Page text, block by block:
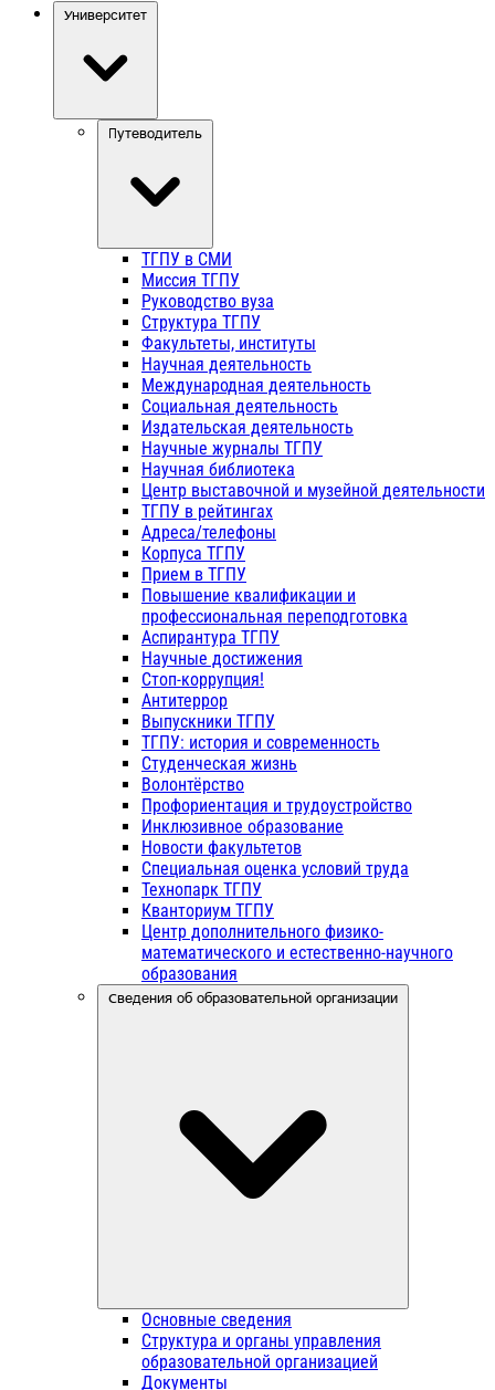
Университет
Путеводитель
ТГПУ в СМИ
Миссия ТГПУ
Руководство вуза
Структура ТГПУ
Факультеты, институты
Научная деятельность
Международная деятельность
Социальная деятельность
Издательская деятельность
Научные журналы ТГПУ
Научная библиотека
Центр выставочной и музейной деятельности
ТГПУ в рейтингах
Адреса/телефоны
Корпуса ТГПУ
Прием в ТГПУ
Повышение квалификации и
профессиональная переподготовка
Аспирантура ТГПУ
Научные достижения
Стоп-коррупция!
Антитеррор
Выпускники ТГПУ
ТГПУ: история и современность
Студенческая жизнь
Волонтёрство
Профориентация и трудоустройство
Инклюзивное образование
Новости факультетов
Специальная оценка условий труда
Технопарк ТГПУ
Кванториум ТГПУ
Центр дополнительного физико-
математического и естественно-научного
образования
Сведения об образовательной организации
Основные сведения
Структура и органы управления
образовательной организацией
Документы